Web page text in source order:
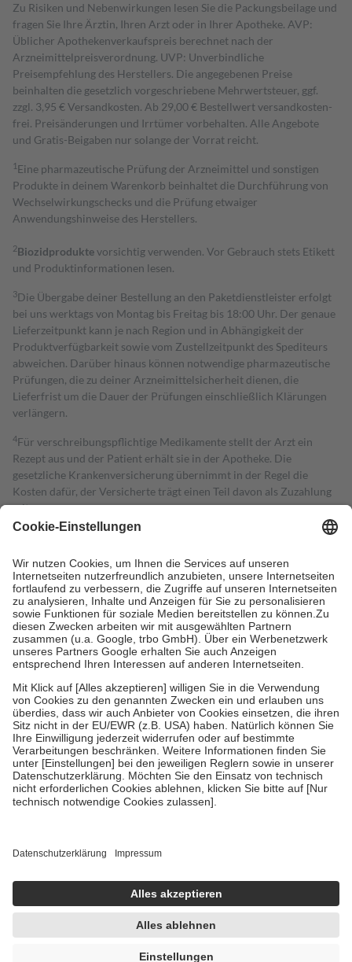
Zu Risiken und Nebenwirkungen lesen Sie die Packungsbeilage und
fragen Sie Ihre Ärztin, Ihren Arzt oder in Ihrer Apotheke. AVP:
Üblicher Apothekenverkaufspreis berechnet nach der
Arzneimittelpreisverordnung. UVP: Unverbindliche
Preisempfehlung des Herstellers. Die angegebenen Preise
beinhalten die gesetzlich vorgeschriebene Mehrwertsteuer, ggf.
zzgl. 3,95 € Versandkosten. Ab 29,00 € Bestell­wert versand­kosten­
frei. Preisänderungen und Irrtümer vorbehalten. Alle Angebote
und Gratis-Beigaben nur solange der Vorrat reicht.
1 Eine pharmazeutische Prüfung der Arzneimittel und sonstigen
Produkte in deinem Warenkorb beinhaltet die Durchführung von
Wechselwirkungschecks und die Prüfung etwaiger
Anwendungshinweise des Herstellers.
2Biozidproduktevorsichtig verwenden. Vor Gebrauch stets Etikett
und Produktinformationen lesen.
3Die Übergabe deiner Bestellung an den Paketdienstleister erfolgt
bei uns werktags von Montag bis Freitag bis 18:00 Uhr. Der genaue
Lieferzeitpunkt kann je nach Region und in Abhängigkeit der
Produktverfügbarkeit sowie vom Zustellzeitpunkt des Spediteurs
abweichen. Darüber hinaus können notwendige pharmazeutische
Prüfungen, die zu deiner Arzneimittelsicherheit dienen, die
Lieferfrist um die Dauer der Prüfungen einschließlich Klärungen
verlängern.
4Für verschreibungspflichtige Medikamente stellt der Arzt ein
Rezept aus und der Patient erhält sie in der Apotheke. Die
gesetzliche Krankenversicherung übernimmt in der Regel die
Kosten dafür, der Versicherte trägt einen Teil davon als Zuzahlung
mit.
Grundsätzlich leisten Mitglieder Zuzahlungen in Höhe von zehn
höchstens zehn Euro.
Es sind jedoch nie mehr als die tatsächlichen
Kosten der Leistung zu entrichten.
Diese Regeln gelten grundsätzlich auch für Online-Apotheken.
Bei Heilmitteln und häuslicher Krankenpflege beträgt die
Zuzahlung zehn Prozent der Kosten sowie zehn Euro je
Verordnung.
Um das Engagement der Versicherten für ihre eigene Gesundheit zu
stärken und die besondere Stellung der Familie zu unterstützen,
fallenkeine Zuzahlungenan bei:
• Kindern und Jugendlichen bis zum vollendeten 18. Lebensjahr
mit Ausnahme der Fahrkosten
• Untersuchungen zur Vorsorge und Früherkennung, die von der
GKV getragen werden
• empfohlenen Schutzimpfungen
• Harn- und Blutteststreifen
getroffen, um sicherzustellen, dass es sich um echte Bewertungen
https://help.etrusted.com/hc/de/articles/4419944605341
Einige Bilder und Inhalte wurden unter Zuhilfenahme künstlicher